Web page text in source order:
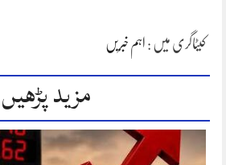
کیٹاگری میں : اہم خبریں
مزید پڑھیں